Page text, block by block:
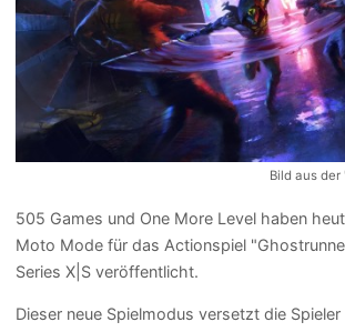
Bild aus
505 Games und One More Level haben
Moto Mode für das Actionspiel
Series X|S veröffentlicht.
Dieser neue Spielmodus versetzt die